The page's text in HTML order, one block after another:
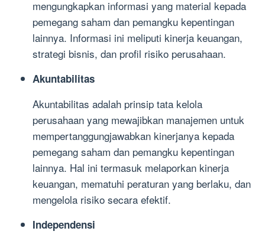
mengungkapkan informasi yang material kepada
pemegang saham dan pemangku kepentingan
lainnya. Informasi ini meliputi kinerja keuangan,
strategi bisnis, dan profil risiko perusahaan.
Akuntabilitas
Akuntabilitas adalah prinsip tata kelola
perusahaan yang mewajibkan manajemen untuk
mempertanggungjawabkan kinerjanya kepada
pemegang saham dan pemangku kepentingan
lainnya. Hal ini termasuk melaporkan kinerja
keuangan, mematuhi peraturan yang berlaku, dan
mengelola risiko secara efektif.
Independensi